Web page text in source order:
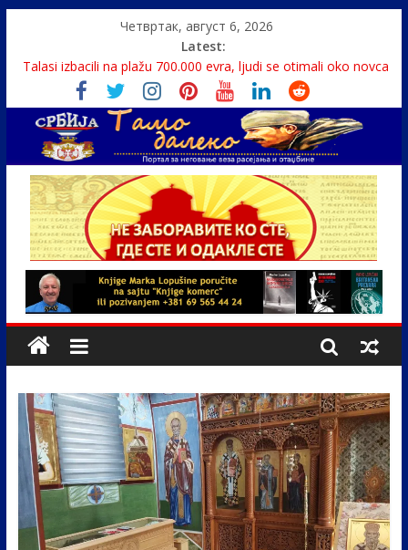
Четвртак, август 6, 2026
Latest:
Monasi spasili dete sa litice visoke 15 metara
Talasi izbacili na plažu 700.000 evra, ljudi se otimali oko novca
Srbin zaspao na Dunavu, reka ga odnela u Rumuniju
Politika i seks glavne teme srpskih medija
U Srbiji pola miliona migranata, 100 000 stranaca se zaposlilo